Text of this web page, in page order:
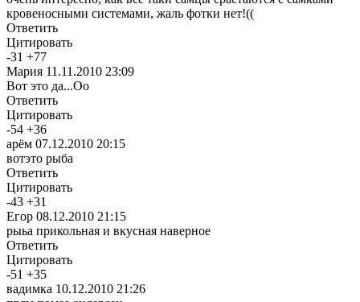
кровеносными системами, жаль фотки нет!((
Ответить
Цитировать
-31 +77
Мария 11.11.2010 23:09
Вот это да...Оо
Ответить
Цитировать
-54 +36
арём 07.12.2010 20:15
вотэто рыба
Ответить
Цитировать
-43 +31
Егор 08.12.2010 21:15
рыьа прикольная и вкусная наверное
Ответить
Цитировать
-51 +35
вадимка 10.12.2010 21:26